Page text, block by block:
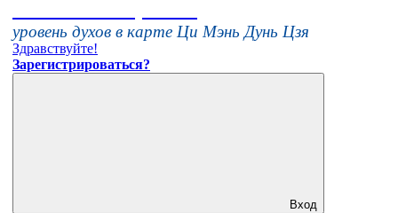
уровень духов в карте Ци Мэнь Дунь Цзя
Здравствуйте!
Зарегистрироваться?
Вход